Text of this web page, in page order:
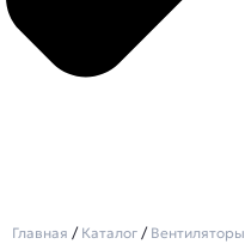
Главная / Каталог / Вентиляторы